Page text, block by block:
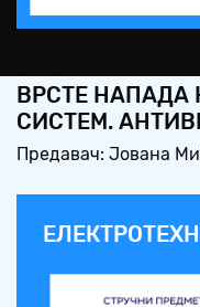
ВРСТЕ НАПАДА
СИСТЕМ.
Предавач: Јована